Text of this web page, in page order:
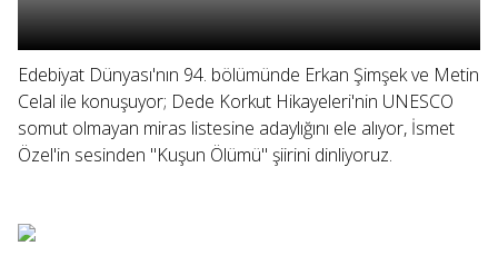
Edebiyat Dünyası'nın 94. bölümünde Erkan Şimşek ve Metin
Celal ile konuşuyor; Dede Korkut Hikayeleri'nin UNESCO
somut olmayan miras listesine adaylığını ele alıyor, İsmet
Özel'in sesinden "Kuşun Ölümü" şiirini dinliyoruz.